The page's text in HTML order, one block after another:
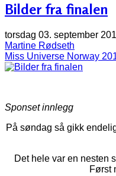
Bilder fra finalen
torsdag 03. september
Martine Rødseth
Miss Universe Norway
Sponset innlegg
På søndag så gikk
Det hele var en nesten
Først